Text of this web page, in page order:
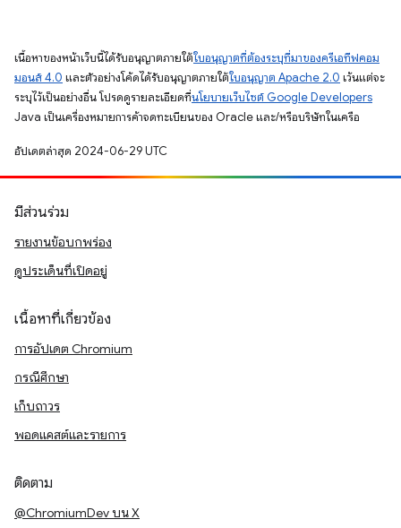
เนื้อหาของหน้าเว็บนี้ได้รับอนุญาตภายใต้ใบอนุญาตที่ต้องระบุที่มาของครีเอทีฟคอม
มอนส์ 4.0 และตัวอย่างโค้ดได้รับอนุญาตภายใต้ใบอนุญาต Apache 2.0 เว้นแต่จะ
ระบุไว้เป็นอย่างอื่น โปรดดูรายละเอียดที่นโยบายเว็บไซต์ Google Developers
Java เป็นเครื่องหมายการค้าจดทะเบียนของ Oracle และ/หรือบริษัทในเครือ
อัปเดตล่าสุด 2024-06-29 UTC
มีส่วนร่วม
รายงานข้อบกพร่อง
ดูประเด็นที่เปิดอยู่
เนื้อหาที่เกี่ยวข้อง
การอัปเดต Chromium
กรณีศึกษา
เก็บถาวร
พอดแคสต์และรายการ
ติดตาม
@ChromiumDev บน X